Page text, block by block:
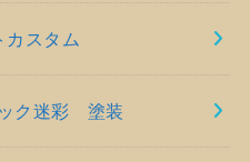
カスタム
ク迷彩 塗装